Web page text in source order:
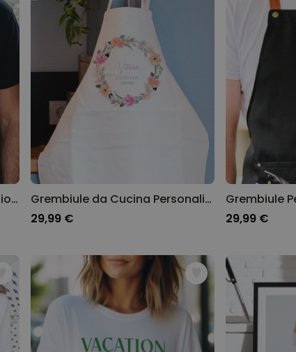
Maglietta Personalizzata Edizione Limitata con Annata
Grembiule da Cucina Personalizzato con Corona Floreale e Testo
29,99 €
29,99 €